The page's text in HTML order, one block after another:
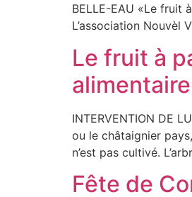
BELLE-EAU «Le fruit
L’association Nouvèl
Le fruit à
alimentaire
INTERVENTION DE
ou le châtaignier
n’est pas cultivé.
Fête de